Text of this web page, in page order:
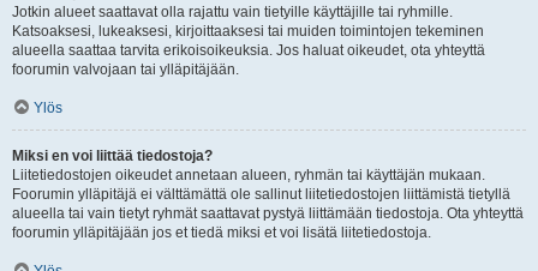
Jotkin alueet saattavat olla rajattu vain tietyille käyttäjille tai ryhmille.
Katsoaksesi, lukeaksesi, kirjoittaaksesi tai muiden toimintojen tekeminen
alueella saattaa tarvita erikoisoikeuksia. Jos haluat oikeudet, ota yhteyttä
foorumin valvojaan tai ylläpitäjään.
Ylös
Miksi en voi liittää tiedostoja?
Liitetiedostojen oikeudet annetaan alueen, ryhmän tai käyttäjän mukaan.
Foorumin ylläpitäjä ei välttämättä ole sallinut liitetiedostojen liittämistä tietyllä
alueella tai vain tietyt ryhmät saattavat pystyä liittämään tiedostoja. Ota yhteyttä
foorumin ylläpitäjään jos et tiedä miksi et voi lisätä liitetiedostoja.